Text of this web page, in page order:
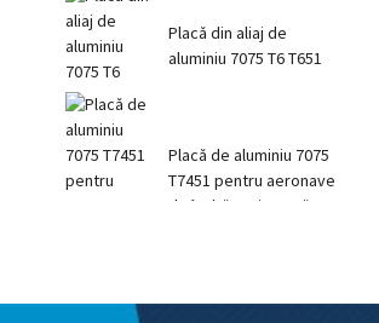
Placă din aliaj de
aluminiu 7075 T6 T651
Placă de aluminiu 7075
T7451 pentru aeronave
de înaltă rezistență